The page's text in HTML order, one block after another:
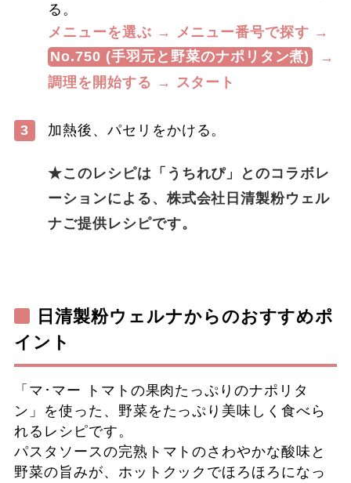
る。
メニューを選ぶ → メニュー番号で探す →
No.750 (手羽元と野菜のナポリタン煮)
→
調理を開始する → スタート
3 加熱後、パセリをかける。
★このレシピは「うちれぴ」とのコラボレ
ーションによる、株式会社日清製粉ウェル
ナご提供レシピです。
日清製粉ウェルナからのおすすめポ
イント
「マ･マー トマトの果肉たっぷりのナポリタ
ン」を使った、野菜をたっぷり美味しく食べら
れるレシピです。
パスタソースの完熟トマトのさわやかな酸味と
野菜の旨みが、ホットクックでほろほろになっ